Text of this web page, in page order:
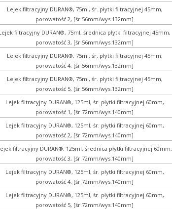
Lejek filtracyjny DURAN®, 75ml, śr. płytki filtracyjnej 45mm,
porowatość 2, [śr.56mm/wys.132mm]
filtracyjny DURAN®, 75ml, średnica płytki filtracyjnej 45mm,
porowatość 3, [śr.56mm/wys.132mm]
Lejek filtracyjny DURAN®, 75ml, śr. płytki filtracyjnej 45mm,
porowatość 4, [śr.56mm/wys.132mm]
Lejek filtracyjny DURAN®, 75ml, śr. płytki filtracyjnej 45mm,
porowatość 5, [śr.56mm/wys.132mm]
Lejek filtracyjny DURAN®, 125ml, śr. płytki filtracyjnej 60mm,
porowatość 1, [śr.72mm/wys.140mm]
Lejek filtracyjny DURAN®, 125ml, śr. płytki filtracyjnej 60mm,
porowatość 2, [śr.72mm/wys.140mm]
filtracyjny DURAN®, 125ml, średnica płytki filtracyjnej 60mm,
porowatość 3, [śr.72mm/wys.140mm]
Lejek filtracyjny DURAN®, 125ml, śr. płytki filtracyjnej 60mm,
porowatość 4, [śr.72mm/wys.140mm]
Lejek filtracyjny DURAN®, 125ml, śr. płytki filtracyjnej 60mm,
porowatość 5, [śr.72mm/wys.140mm]